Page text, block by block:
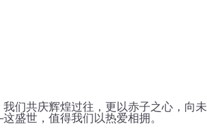
们共庆辉煌过往，更以赤子之心，向未
盛世，值得我们以热爱相拥。